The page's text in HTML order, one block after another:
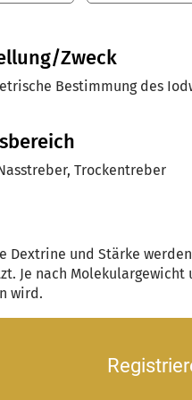
Zweck
Bestimmung des
Trockentreber
Dextrine und Stärke
Je nach
wird.